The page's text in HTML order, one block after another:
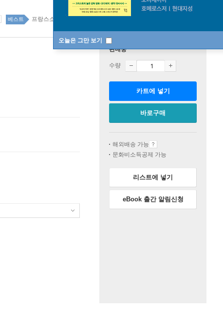
오늘은 그만 보기
베스트 프랑스소설 top100 47주
판매중
수량
카트에 넣기
바로구매
해외배송 가능
문화비소득공제 가능
리스트에 넣기
eBook 출간 알림신청